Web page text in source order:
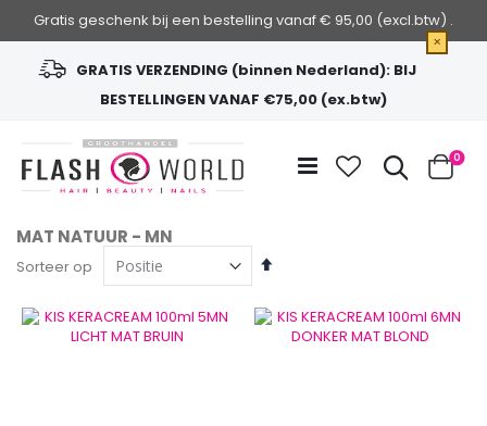
Gratis geschenk bij een bestelling vanaf € 95,00 (excl.btw) .
×
GRATIS VERZENDING (binnen Nederland): BIJ
BESTELLINGEN VANAF €75,00 (ex.btw)
de
inhoud
Zoek
Cart
0
MAT NATUUR - MN
Sorteer op
Van
laag
sorteren